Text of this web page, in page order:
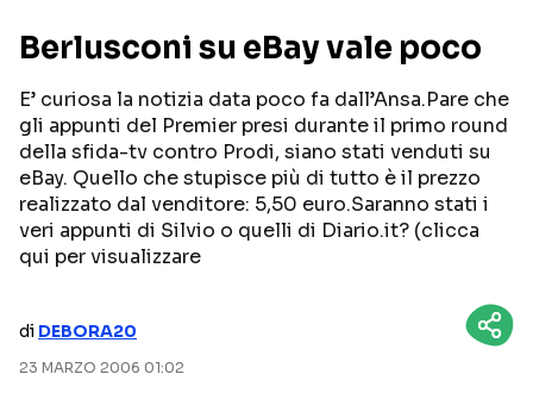
CANALI TV
PROGRAMMI TV
PERSONAGGI TV
SERIE TV
REALITY SHOW
FICTION
Streaming
AMAZON PRIME VIDEO
DISNEY+
Berlusconi su eBay vale poco
E’ curiosa la notizia data poco fa dall’Ansa.Pare che
gli appunti del Premier presi durante il primo round
della sfida-tv contro Prodi, siano stati venduti su
eBay. Quello che stupisce più di tutto è il prezzo
realizzato dal venditore: 5,50 euro.Saranno stati i
veri appunti di Silvio o quelli di Diario.it? (clicca
qui per visualizzare
di DEBORA20
23 MARZO 2006 01:02